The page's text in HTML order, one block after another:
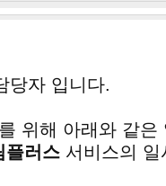
당자 입니다.
위해 아래와 같
플러스 서비스의